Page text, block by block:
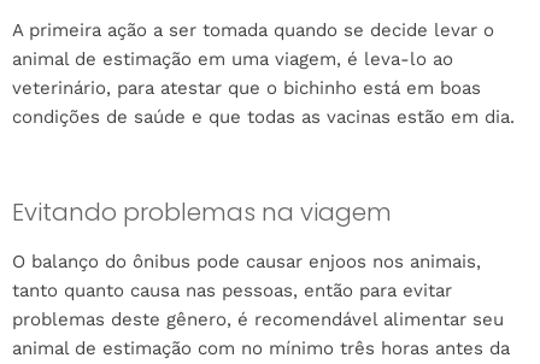
A primeira ação a ser tomada quando se decide levar o
animal de estimação em uma viagem, é leva-lo ao
veterinário, para atestar que o bichinho está em boas
condições de saúde e que todas as vacinas estão em dia.
Evitando problemas na viagem
O balanço do ônibus pode causar enjoos nos animais,
tanto quanto causa nas pessoas, então para evitar
problemas deste gênero, é recomendável alimentar seu
animal de estimação com no mínimo três horas antes da